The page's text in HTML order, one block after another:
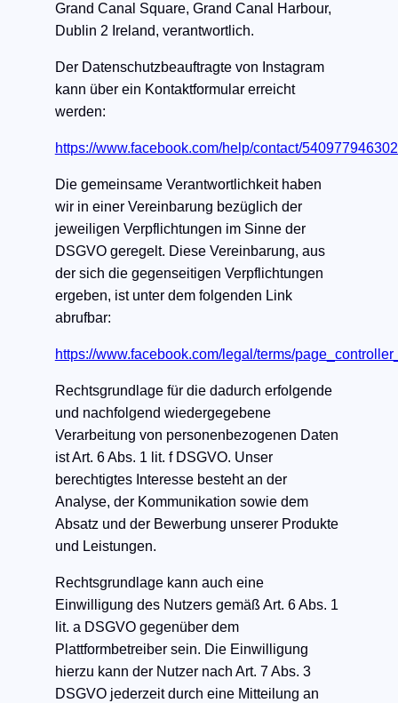
Grand Canal Square, Grand Canal Harbour,
Dublin 2 Ireland, verantwortlich.
Der Datenschutzbeauftragte von Instagram
kann über ein Kontaktformular erreicht
werden:
https://www.facebook.com/help/contact/
Die gemeinsame Verantwortlichkeit haben
wir in einer Vereinbarung bezüglich der
jeweiligen Verpflichtungen im Sinne der
DSGVO geregelt. Diese Vereinbarung, aus
der sich die gegenseitigen Verpflichtungen
ergeben, ist unter dem folgenden Link
abrufbar:
https://www.facebook.com/legal/terms/
Rechtsgrundlage für die dadurch erfolgende
und nachfolgend wiedergegebene
Verarbeitung von personenbezogenen Daten
ist Art. 6 Abs. 1 lit. f DSGVO. Unser
berechtigtes Interesse besteht an der
Analyse, der Kommunikation sowie dem
Absatz und der Bewerbung unserer Produkte
und Leistungen.
Rechtsgrundlage kann auch eine
Einwilligung des Nutzers gemäß Art. 6 Abs. 1
lit. a DSGVO gegenüber dem
Plattformbetreiber sein. Die Einwilligung
hierzu kann der Nutzer nach Art. 7 Abs. 3
DSGVO jederzeit durch eine Mitteilung an